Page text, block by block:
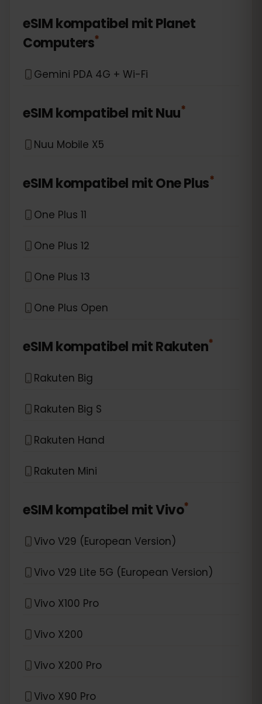
eSIM kompatibel mitPlanet
Computers*
Gemini PDA 4G + Wi-Fi
eSIM kompatibel mitNuu*
Nuu Mobile X5
eSIM kompatibel mitOne Plus*
One Plus 11
One Plus 12
One Plus 13
One Plus Open
eSIM kompatibel mitRakuten*
Rakuten Big
Rakuten Big S
Rakuten Hand
Rakuten Mini
eSIM kompatibel mitVivo*
Vivo V29 (European Version)
Vivo V29 Lite 5G (European Version)
Vivo X100 Pro
Vivo X200
Vivo X200 Pro
Vivo X90 Pro